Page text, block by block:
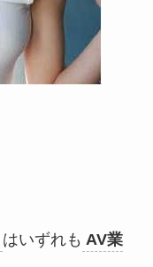
はいずれも AV業